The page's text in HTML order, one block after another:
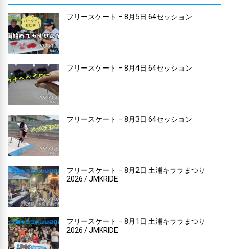
フリースケート – 8月5日 64セッション
フリースケート – 8月4日 64セッション
フリースケート – 8月3日 64セッション
フリースケート – 8月2日 土浦キララまつり
2026 / JMKRIDE
フリースケート – 8月1日 土浦キララまつり
2026 / JMKRIDE